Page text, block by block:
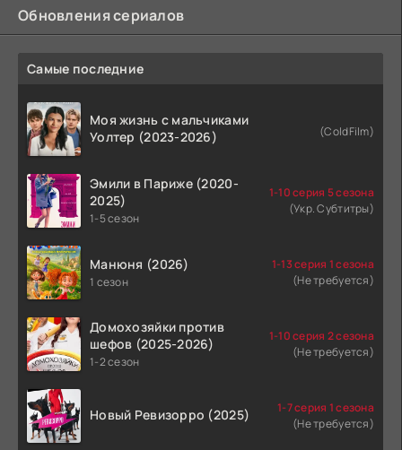
Обновления сериалов
Самые последние
Моя жизнь с мальчиками
Уолтер (2023-2026)
(ColdFilm)
Эмили в Париже (2020-
2025)
1-5 сезон
1-10 серия 5 сезона
(Укр. Субтитры)
Манюня (2026)
1 сезон
1-13 серия 1 сезона
(Не требуется)
Домохозяйки против
шефов (2025-2026)
1-2 сезон
1-10 серия 2 сезона
(Не требуется)
Новый Ревизорро (2025)
1-7 серия 1 сезона
(Не требуется)